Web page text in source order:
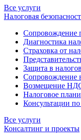
Все услуги
Налоговая
Сопровождение
Диагностика
Страховка от
Защита в
Возмещение
Налоговое
Консультации
Все услуги
Консалтинг и проекты